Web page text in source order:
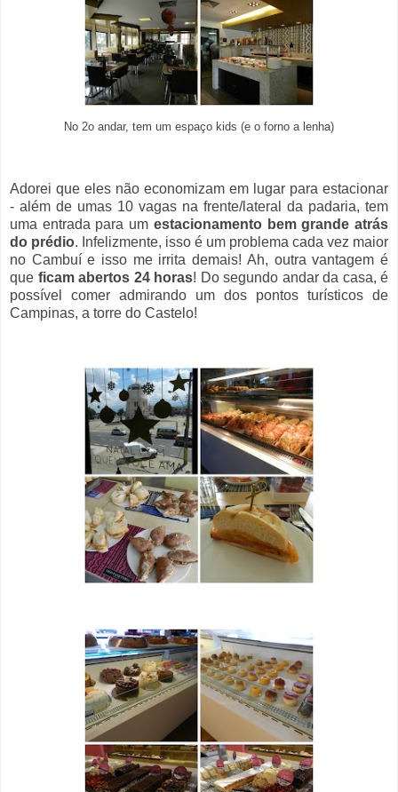
No 2o andar, tem um espaço kids (e o forno a lenha)
Adorei que eles não economizam em lugar para estacionar
- além de umas 10 vagas na frente/lateral da padaria, tem
uma entrada para um estacionamento bem grande atrás
do prédio. Infelizmente, isso é um problema cada vez maior
no Cambuí e isso me irrita demais! Ah, outra vantagem é
que ficam abertos 24 horas! Do segundo andar da casa, é
possível comer admirando um dos pontos turísticos de
Campinas, a torre do Castelo!